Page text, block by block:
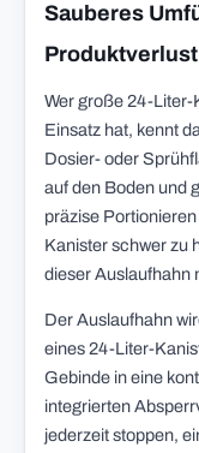
Sauberes
Produktverlust
Wer große 24-Liter-
Einsatz hat, kennt
Dosier- oder
auf den Boden und
präzise
Kanister schwer zu
dieser Auslaufhahn
Der Auslaufhahn
eines 24-Liter-
Gebinde in eine
integrierten
jederzeit stoppen,